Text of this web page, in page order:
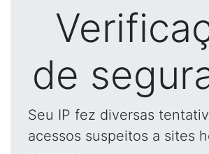
de
Seu IP fez diversas
acessos suspeitos a sites